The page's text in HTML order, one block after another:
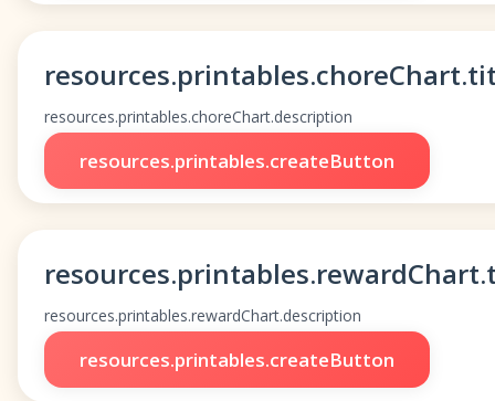
resources.printables.choreChart.description
resources.printables.createButton
resources.printables.rewardChart.description
resources.printables.createButton